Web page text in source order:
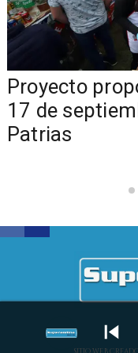
Proyecto
17 de
Patrias